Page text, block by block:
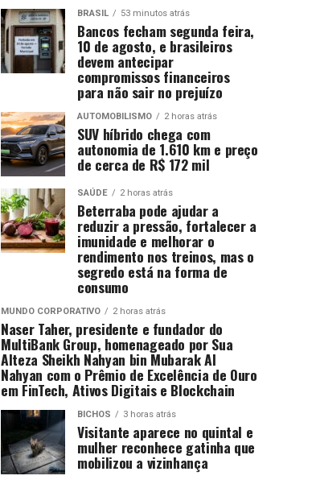
BRASIL 53 minutos atrás
Bancos fecham segunda feira,
10 de agosto, e brasileiros
devem antecipar
compromissos financeiros
para não sair no prejuízo
AUTOMOBILISMO 2 horas atrás
SUV híbrido chega com
autonomia de 1.610 km e preço
de cerca de R$ 172 mil
SAÚDE 2 horas atrás
Beterraba pode ajudar a
reduzir a pressão, fortalecer a
imunidade e melhorar o
rendimento nos treinos, mas o
segredo está na forma de
consumo
MUNDO CORPORATIVO 2 horas atrás
Naser Taher, presidente e fundador do
MultiBank Group, homenageado por Sua
Alteza Sheikh Nahyan bin Mubarak Al
Nahyan com o Prêmio de Excelência de Ouro
em FinTech, Ativos Digitais e Blockchain
BICHOS 3 horas atrás
Visitante aparece no quintal e
mulher reconhece gatinha que
mobilizou a vizinhança